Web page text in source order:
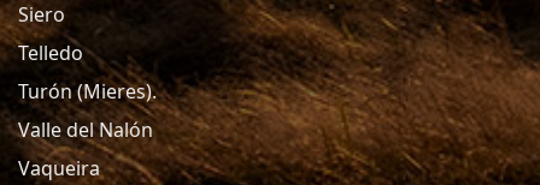
Siero
Telledo
Turón (Mieres).
Valle del Nalón
Vaqueira